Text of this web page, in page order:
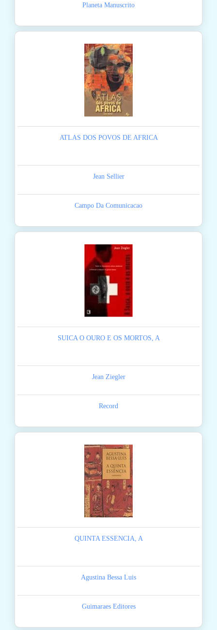
Planeta Manuscrito
ATLAS DOS POVOS DE AFRICA
Jean Sellier
Campo Da Comunicacao
SUICA O OURO E OS MORTOS, A
Jean Ziegler
Record
QUINTA ESSENCIA, A
Agustina Bessa Luis
Guimaraes Editores